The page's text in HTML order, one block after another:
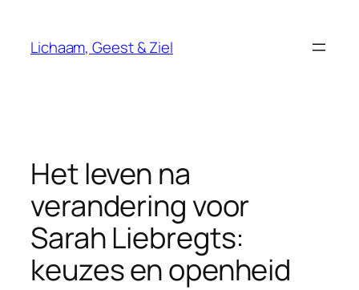
Lichaam, Geest & Ziel
Het leven na
verandering voor
Sarah Liebregts:
keuzes en openheid